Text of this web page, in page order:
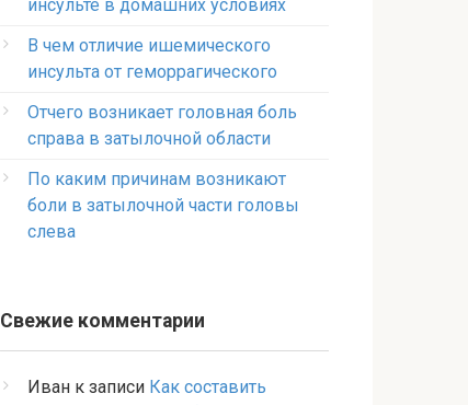
инсульте в домашних условиях
В чем отличие ишемического
инсульта от геморрагического
Отчего возникает головная боль
справа в затылочной области
По каким причинам возникают
боли в затылочной части головы
слева
Свежие комментарии
Иван к записи Как составить